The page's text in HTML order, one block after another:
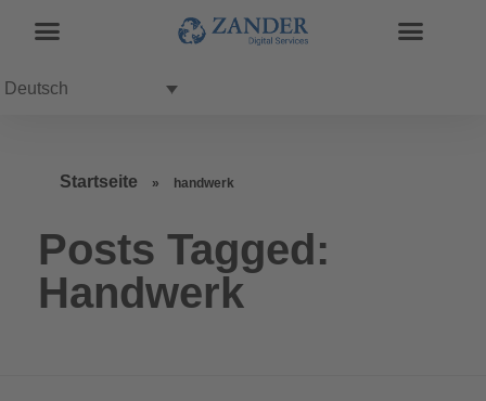
Deutsch
Startseite » handwerk
Posts Tagged:
Handwerk